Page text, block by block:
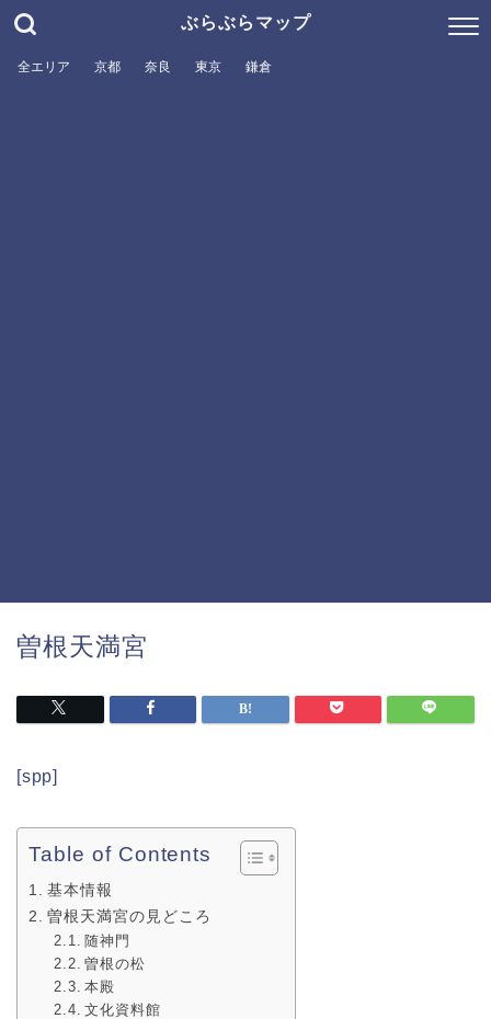
ぶらぶらマップ
全エリア 京都 奈良 東京 鎌倉
曽根天満宮
[spp]
Table of Contents
基本情報
曽根天満宮の見どころ
随神門
曽根の松
本殿
文化資料館